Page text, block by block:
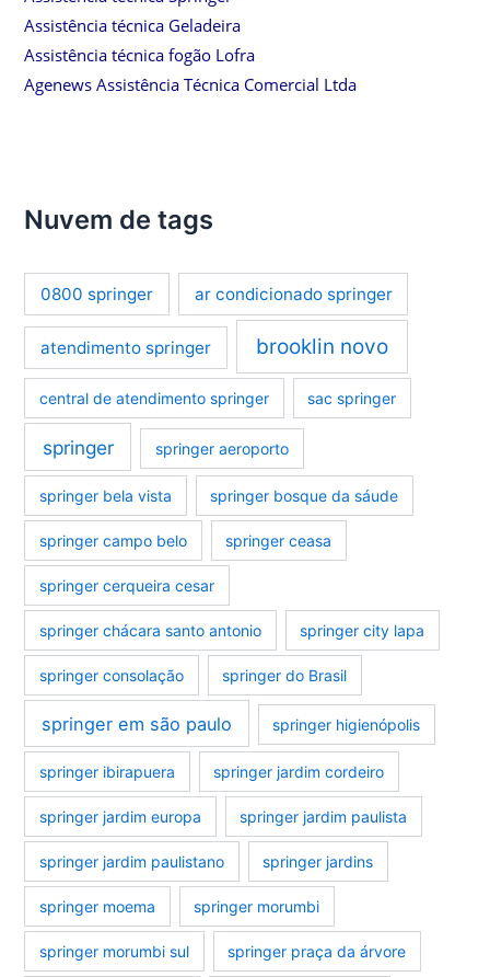
Assistência técnica Geladeira
Assistência técnica fogão Lofra
Agenews Assistência Técnica Comercial Ltda
Nuvem de tags
0800 springer ar condicionado springer
atendimento springer brooklin novo
central de atendimento springer sac springer
springer springer aeroporto
springer bela vista springer bosque da sáude
springer campo belo springer ceasa
springer cerqueira cesar
springer chácara santo antonio springer city lapa
springer consolação springer do Brasil
springer em são paulo springer higienópolis
springer ibirapuera springer jardim cordeiro
springer jardim europa springer jardim paulista
springer jardim paulistano springer jardins
springer moema springer morumbi
springer morumbi sul springer praça da árvore